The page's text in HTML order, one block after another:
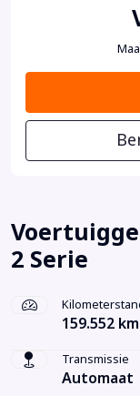
2 Serie
159.552 km
Transmissie
Automaat